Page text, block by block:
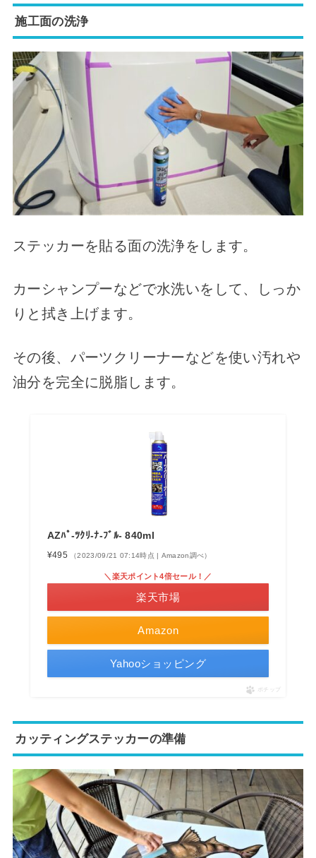
施工面の洗浄
ステッカーを貼る面の洗浄をします。
カーシャンプーなどで水洗いをして、しっか
りと拭き上げます。
その後、パーツクリーナーなどを使い汚れや
油分を完全に脱脂します。
AZﾊﾟ-ﾂｸﾘ-ﾅ-ﾌﾞﾙ- 840ml
¥495 （2023/09/21 07:14時点 | Amazon調べ）
Amazon
＼楽天ポイント4倍セール！／
楽天市場
Yahooショッピング
ポチップ
カッティングステッカーの準備